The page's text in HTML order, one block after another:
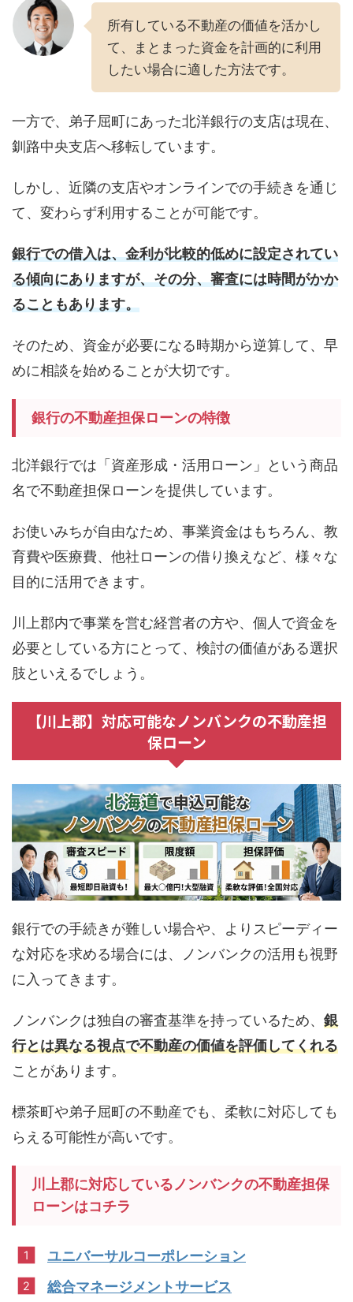
所有している不動産の価値を活かし
て、まとまった資金を計画的に利用
したい場合に適した方法です。
一方で、弟子屈町にあった北洋銀行の支店は現在、
釧路中央支店へ移転しています。
しかし、近隣の支店やオンラインでの手続きを通じ
て、変わらず利用することが可能です。
銀行での借入は、金利が比較的低めに設定されてい
る傾向にありますが、その分、審査には時間がかか
ることもあります。
そのため、資金が必要になる時期から逆算して、早
めに相談を始めることが大切です。
銀行の不動産担保ローンの特徴
北洋銀行では「資産形成・活用ローン」という商品
名で不動産担保ローンを提供しています。
お使いみちが自由なため、事業資金はもちろん、教
育費や医療費、他社ローンの借り換えなど、様々な
目的に活用できます。
川上郡内で事業を営む経営者の方や、個人で資金を
必要としている方にとって、検討の価値がある選択
肢といえるでしょう。
【川上郡】対応可能なノンバンクの不動産担
保ローン
銀行での手続きが難しい場合や、よりスピーディー
な対応を求める場合には、ノンバンクの活用も視野
に入ってきます。
ノンバンクは独自の審査基準を持っているため、 銀
行とは異なる視点で不動産の価値を評価してくれる
ことがあります。
標茶町や弟子屈町の不動産でも、柔軟に対応しても
らえる可能性が高いです。
川上郡に対応しているノンバンクの不動産担保
ローンはコチラ
ユニバーサルコーポレーション
総合マネージメントサービス